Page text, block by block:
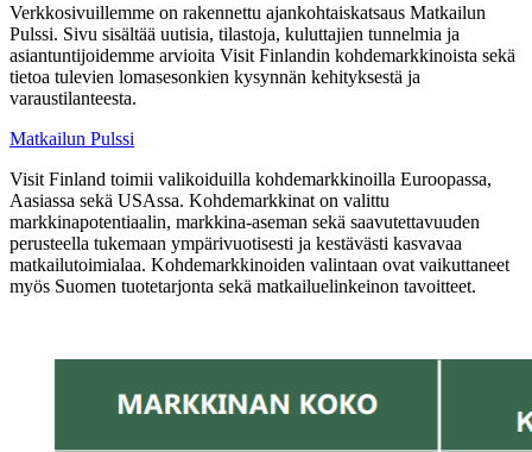
Verkkosivuillemme on rakennettu ajankohtaiskatsaus Matkailun
Pulssi. Sivu sisältää uutisia, tilastoja, kuluttajien tunnelmia ja
asiantuntijoidemme arvioita Visit Finlandin kohdemarkkinoista sekä
tietoa tulevien lomasesonkien kysynnän kehityksestä ja
varaustilanteesta.
Matkailun Pulssi
Visit Finland toimii valikoiduilla kohdemarkkinoilla Euroopassa,
Aasiassa sekä USAssa. Kohdemarkkinat on valittu
markkinapotentiaalin, markkina-aseman sekä saavutettavuuden
perusteella tukemaan ympärivuotisesti ja kestävästi kasvavaa
matkailutoimialaa. Kohdemarkkinoiden valintaan ovat vaikuttaneet
myös Suomen tuotetarjonta sekä matkailuelinkeinon tavoitteet.